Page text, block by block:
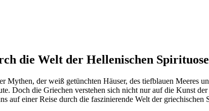
die Welt der Hellenischen
Mythen, der weiß getünchten Häuser, des tiefblauen Meeres
Doch die Griechen verstehen sich nicht nur auf die Kunst
auf einer Reise durch die faszinierende Welt der